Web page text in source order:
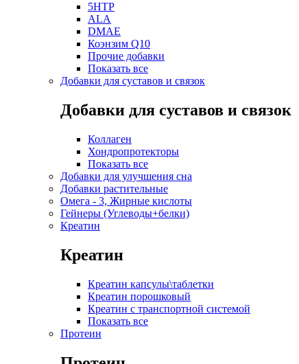
5HTP
ALA
DMAE
Коэнзим Q10
Прочие добавки
Показать все
Добавки для суставов и связок
Добавки для суставов и связок
Коллаген
Хондропротекторы
Показать все
Добавки для улучшения сна
Добавки растительные
Омега - 3, Жирные кислоты
Гейнеры (Углеводы+белки)
Креатин
Креатин
Креатин капсулы\таблетки
Креатин порошковый
Креатин с транспортной системой
Показать все
Протеин